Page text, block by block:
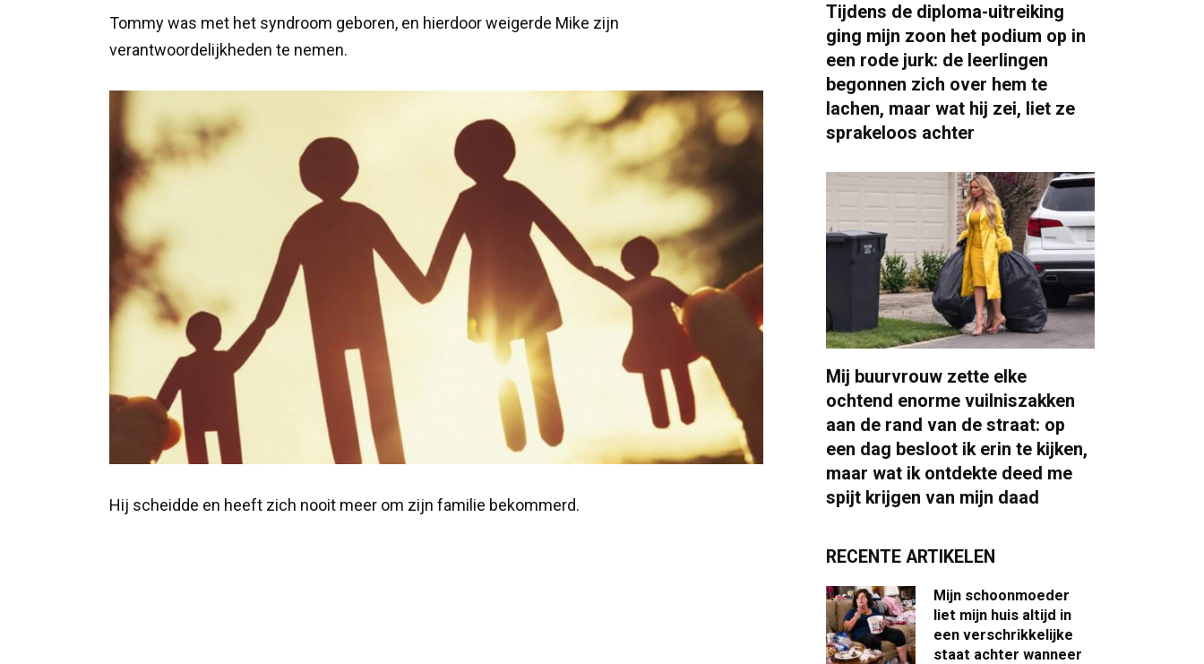
Tommy was met het syndroom geboren, en hierdoor weigerde Mike zijn
verantwoordelijkheden te nemen.
Hij scheidde en heeft zich nooit meer om zijn familie bekommerd.
Tijdens de diploma-uitreiking
ging mijn zoon het podium op in
een rode jurk: de leerlingen
begonnen zich over hem te
lachen, maar wat hij zei, liet ze
sprakeloos achter
Mij buurvrouw zette elke
ochtend enorme vuilniszakken
aan de rand van de straat: op
een dag besloot ik erin te kijken,
maar wat ik ontdekte deed me
spijt krijgen van mijn daad
RECENTE ARTIKELEN
Mijn schoonmoeder
liet mijn huis altijd in
een verschrikkelijke
staat achter wanneer